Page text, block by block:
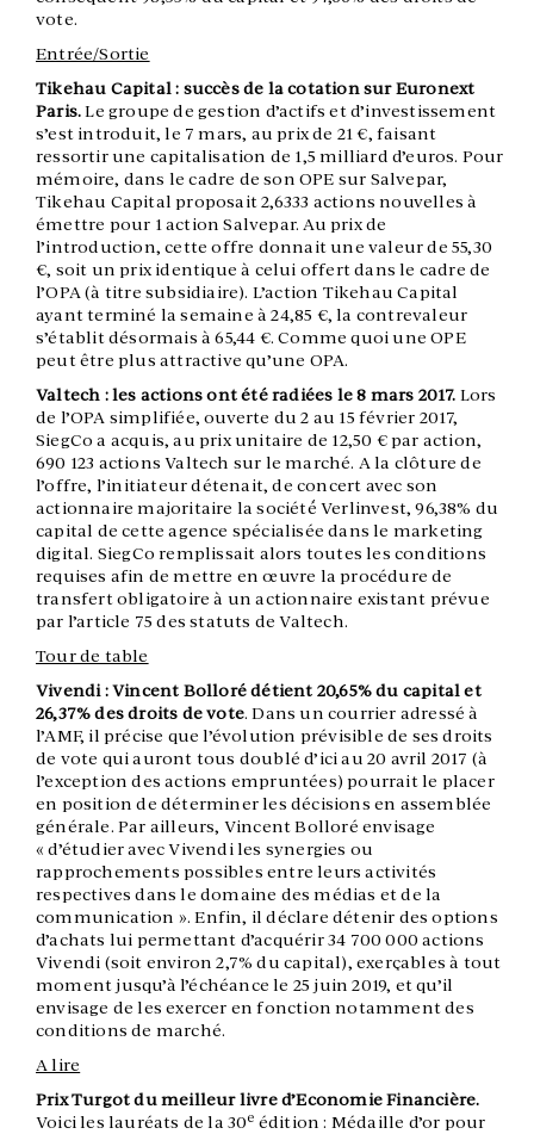
vote.
Entrée/Sortie
Tikehau Capital : succès de la cotation sur Euronext
Paris.Le groupe de gestion d’actifs et d’investissement
s’est introduit, le 7 mars, au prix de 21 €, faisant
ressortir une capitalisation de 1,5 milliard d’euros. Pour
mémoire, dans le cadre de son OPE sur Salvepar,
Tikehau Capital proposait 2,6333 actions nouvelles à
émettre pour 1 action Salvepar. Au prix de
l’introduction, cette offre donnait une valeur de 55,30
€, soit un prix identique à celui offert dans le cadre de
l’OPA (à titre subsidiaire). L’action Tikehau Capital
ayant terminé la semaine à 24,85 €, la contrevaleur
s’établit désormais à 65,44 €. Comme quoi une OPE
peut être plus attractive qu’une OPA.
Valtech : les actions ont été radiées le 8 mars 2017. Lors
de l’OPA simplifiée, ouverte du 2 au 15 février 2017,
SiegCo a acquis, au prix unitaire de 12,50 € par action,
690 123 actions Valtech sur le marché. A la clôture de
l’offre, l’initiateur détenait, de concert avec son
actionnaire majoritaire la société́ Verlinvest, 96,38% du
capital de cette agence spécialisée dans le marketing
digital. SiegCo remplissait alors toutes les conditions
requises afin de mettre en œuvre la procédure de
transfert obligatoire à un actionnaire existant prévue
par l’article 75 des statuts de Valtech.
Tour de table
Vivendi : Vincent Bolloré détient 20,65% du capital et
26,37% des droits de vote. Dans un courrier adressé à
l’AMF, il précise que l’évolution prévisible de ses droits
de vote qui auront tous doublé d’ici au 20 avril 2017 (à
l’exception des actions empruntées) pourrait le placer
en position de déterminer les décisions en assemblée
générale. Par ailleurs, Vincent Bolloré envisage
« d’étudier avec Vivendi les synergies ou
rapprochements possibles entre leurs activités
respectives dans le domaine des médias et de la
communication ». Enfin, il déclare détenir des options
d’achats lui permettant d’acquérir 34 700 000 actions
Vivendi (soit environ 2,7% du capital), exerçables à tout
moment jusqu’à l’échéance le 25 juin 2019, et qu’il
envisage de les exercer en fonction notamment des
conditions de marché.
A lire
Prix Turgot du meilleur livre d’Economie Financière.
Voici les lauréats de la 30e édition : Médaille d’or pour